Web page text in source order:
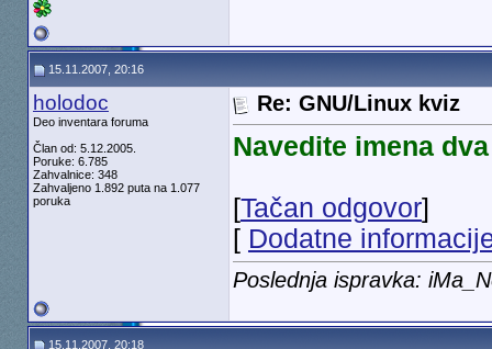
15.11.2007, 20:16
holodoc
Deo inventara foruma
Član od: 5.12.2005.
Poruke: 6.785
Zahvalnice: 348
Zahvaljeno 1.892 puta na 1.077
poruka
Re: GNU/Linux kviz
Navedite imena
[Tačan odgovor]
[ Dodatne
Poslednja ispravka:
15.11.2007, 20:18